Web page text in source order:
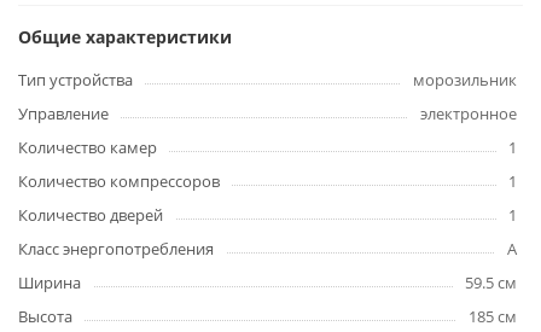
Общие характеристики
Тип устройства
морозильник
Управление
электронное
Количество камер
1
Количество компрессоров
1
Количество дверей
1
Класс энергопотребления
A
Ширина
59.5 см
Высота
185 см